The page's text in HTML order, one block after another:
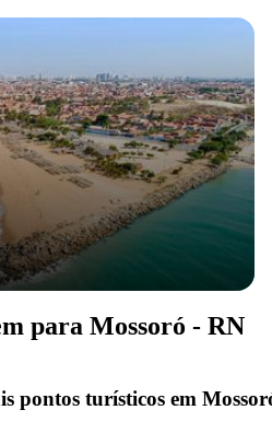
para Mossoró - RN
pontos turísticos em